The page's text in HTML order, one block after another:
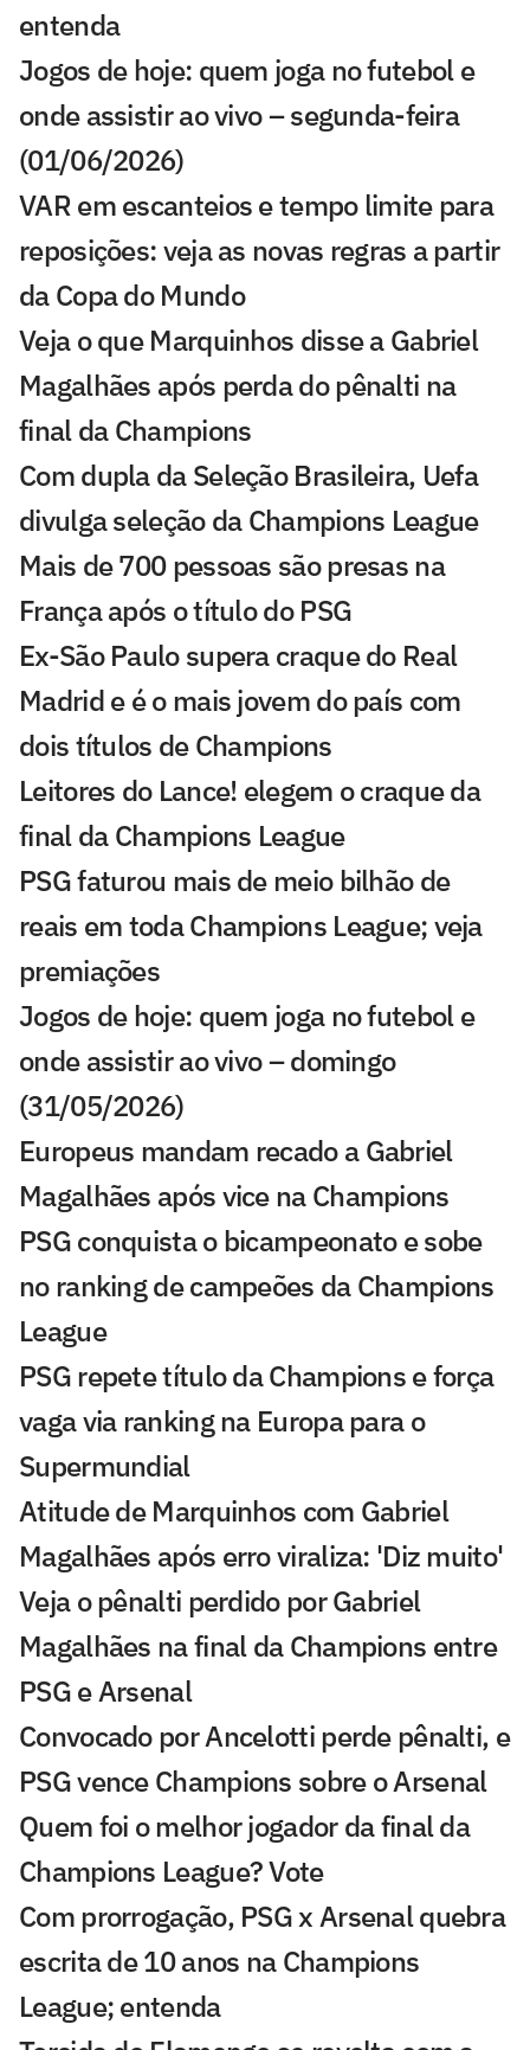
entenda
Jogos de hoje: quem joga no futebol e
onde assistir ao vivo – segunda-feira
(01/06/2026)
VAR em escanteios e tempo limite para
reposições: veja as novas regras a partir
da Copa do Mundo
Veja o que Marquinhos disse a Gabriel
Magalhães após perda do pênalti na
final da Champions
Com dupla da Seleção Brasileira, Uefa
divulga seleção da Champions League
Mais de 700 pessoas são presas na
França após o título do PSG
Ex-São Paulo supera craque do Real
Madrid e é o mais jovem do país com
dois títulos de Champions
Leitores do Lance! elegem o craque da
final da Champions League
PSG faturou mais de meio bilhão de
reais em toda Champions League; veja
premiações
Jogos de hoje: quem joga no futebol e
onde assistir ao vivo – domingo
(31/05/2026)
Europeus mandam recado a Gabriel
Magalhães após vice na Champions
PSG conquista o bicampeonato e sobe
no ranking de campeões da Champions
League
PSG repete título da Champions e força
vaga via ranking na Europa para o
Supermundial
Atitude de Marquinhos com Gabriel
Magalhães após erro viraliza: 'Diz muito'
Veja o pênalti perdido por Gabriel
Magalhães na final da Champions entre
PSG e Arsenal
Convocado por Ancelotti perde pênalti, e
PSG vence Champions sobre o Arsenal
Quem foi o melhor jogador da final da
Champions League? Vote
Com prorrogação, PSG x Arsenal quebra
escrita de 10 anos na Champions
League; entenda